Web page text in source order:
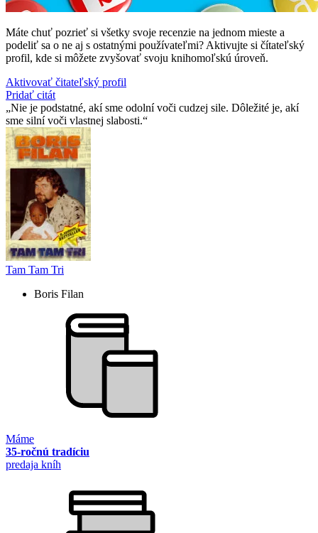
Máte chuť pozrieť si všetky svoje recenzie na jednom mieste a
podeliť sa o ne aj s ostatnými používateľmi? Aktivujte si čítateľský
profil, kde si môžete zvyšovať svoju knihomoľskú úroveň.
Aktivovať čitateľský profil
Pridať citát
Nie je podstatné, akí sme odolní voči cudzej sile. Dôležité je, akí
sme silní voči vlastnej slabosti.
Tam Tam Tri
Boris Filan
Máme
35-ročnú tradíciu
predaja kníh